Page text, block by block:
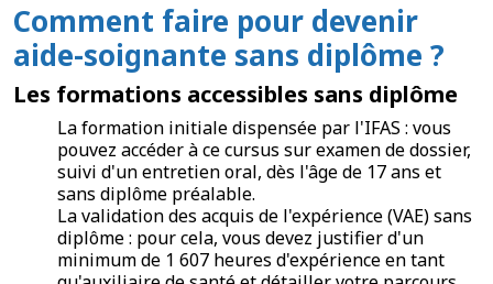
Comment faire pour devenir
aide-soignante sans diplôme ?
Les formations accessibles sans diplôme
La formation initiale dispensée par l'IFAS : vous
pouvez accéder à ce cursus sur examen de dossier,
suivi d'un entretien oral, dès l'âge de 17 ans et
sans diplôme préalable.
La validation des acquis de l'expérience (VAE) sans
diplôme : pour cela, vous devez justifier d'un
minimum de 1 607 heures d'expérience en tant